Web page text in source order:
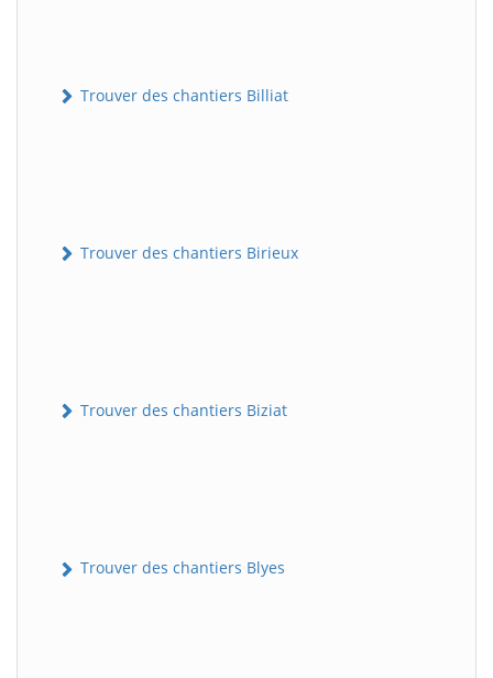
Trouver des chantiers Billiat
Trouver des chantiers Birieux
Trouver des chantiers Biziat
Trouver des chantiers Blyes